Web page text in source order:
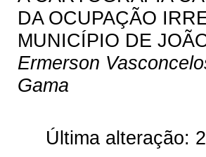
DA OCUPAÇÃO
MUNICÍPIO DE
Ermerson
Gama
Última alteração: